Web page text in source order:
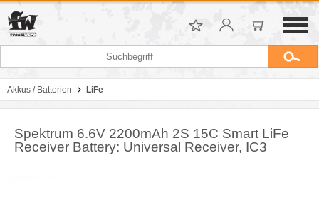
Akkus / Batterien LiFe
Spektrum 6.6V 2200mAh 2S 15C Smart LiFe
Receiver Battery: Universal Receiver, IC3